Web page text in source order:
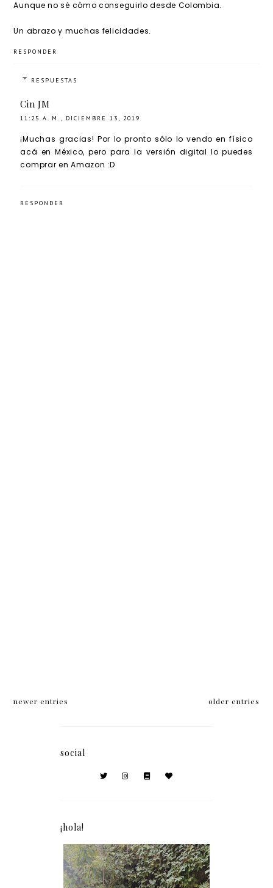
Aunque no sé cómo conseguirlo desde Colombia.
Un abrazo y muchas felicidades.
RESPONDER
RESPUESTAS
Cin JM
11:25 A. M., DICIEMBRE 13, 2019
¡Muchas gracias! Por lo pronto sólo lo vendo en físico
acá en México, pero para la versión digital lo puedes
comprar en Amazon :D
RESPONDER
newer entries older entries
social
¡hola!